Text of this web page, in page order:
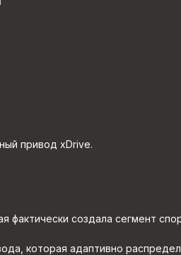
привод xDrive.
фактически создала сегмент
которая адаптивно